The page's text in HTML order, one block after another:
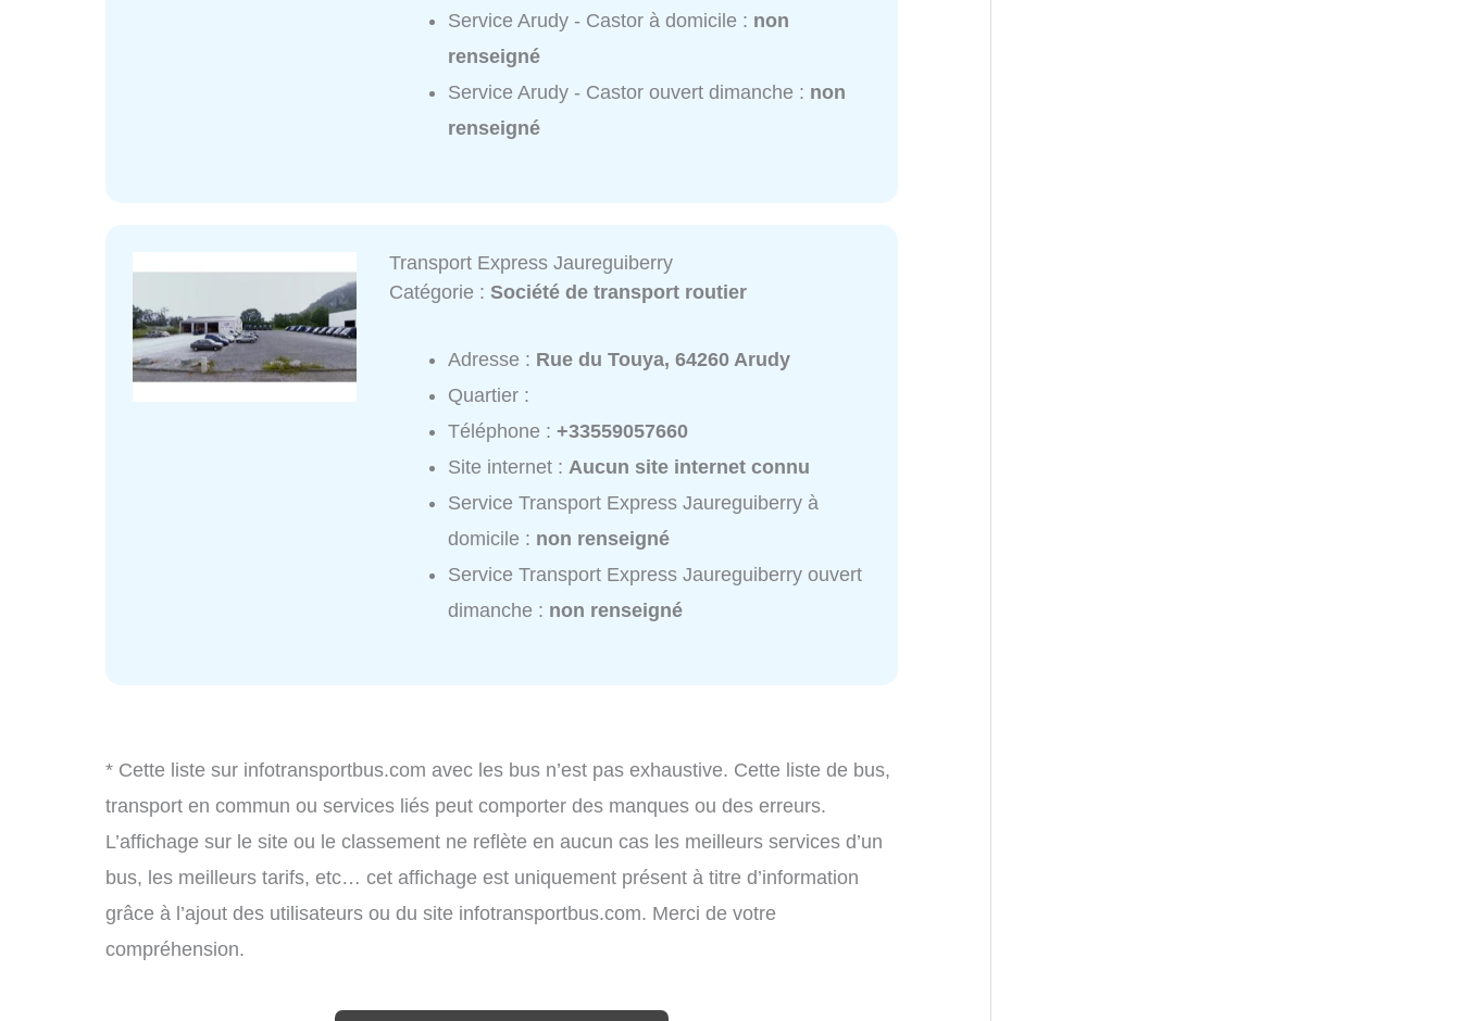
Service Arudy - Castor à domicile : non
renseigné
Service Arudy - Castor ouvert dimanche : non
renseigné
Transport Express Jaureguiberry
Catégorie :Société de transport routier
Adresse : Rue du Touya, 64260 Arudy
Quartier :
Téléphone :+33559057660
Site internet : Aucun site internet connu
Service Transport Express Jaureguiberry à
domicile : non renseigné
Service Transport Express Jaureguiberry ouvert
dimanche : non renseigné
* Cette liste sur infotransportbus.com avec les bus n’est pas exhaustive. Cette liste de bus,
transport en commun ou services liés peut comporter des manques ou des erreurs.
L’affichage sur le site ou le classement ne reflète en aucun cas les meilleurs services d’un
bus, les meilleurs tarifs, etc… cet affichage est uniquement présent à titre d’information
grâce à l’ajout des utilisateurs ou du site infotransportbus.com. Merci de votre
compréhension.